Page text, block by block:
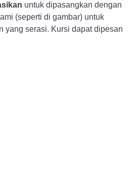
untuk dipasangkan dengan
(seperti di gambar) untuk
yang serasi. Kursi dapat dipesan